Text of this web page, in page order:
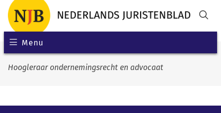
Menu
Hoogleraar ondernemingsrecht en advocaat